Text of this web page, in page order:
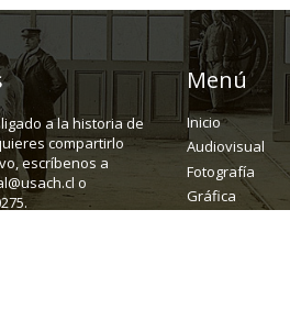
a la historia de
compartirlo
escríbenos a
o
Menú
Inicio
Audiovisual
Fotografía
Gráfica